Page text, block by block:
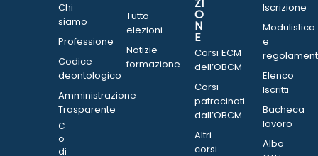
Chi
siamo
Professione
Codice
deontologico
Amministrazione
Trasparente
C
o
di
Tutto
elezioni
Notizie
formazione
O
N
E
Corsi ECM
dell’OBCM
Corsi
patrocinati
dall’OBCM
Altri
corsi
Iscrizione
Modulistica
e
Elenco
Iscritti
Bacheca
lavoro
Albo